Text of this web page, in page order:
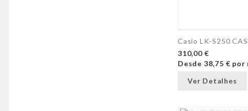
Casio LK-S250
310,00 €
Desde 38,75 € por
Ver Detalhes